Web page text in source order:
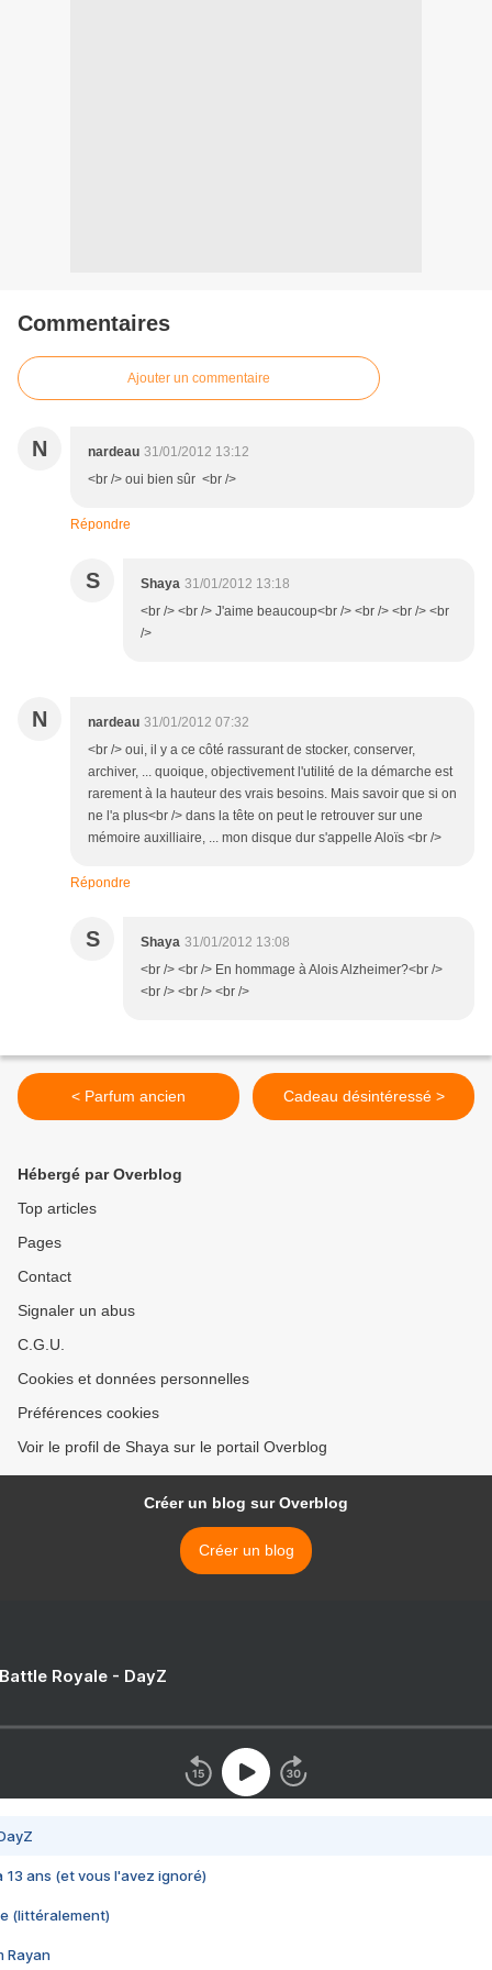
Commentaires
Ajouter un commentaire
N nardeau 31/01/2012 13:12
<br /> oui bien sûr <br />
Répondre
S Shaya 31/01/2012 13:18
<br /> <br /> J'aime beaucoup<br /> <br /> <br /> <br
/>
N nardeau 31/01/2012 07:32
<br /> oui, il y a ce côté rassurant de stocker, conserver,
archiver, ... quoique, objectivement l'utilité de la démarche est
rarement à la hauteur des vrais besoins. Mais savoir que si on
ne l'a plus<br /> dans la tête on peut le retrouver sur une
mémoire auxilliaire, ... mon disque dur s'appelle Aloïs <br />
Répondre
S Shaya 31/01/2012 13:08
<br /> <br /> En hommage à Alois Alzheimer?<br />
<br /> <br /> <br />
< Parfum ancien Cadeau désintéressé >
Hébergé par Overblog
Top articles
Pages
Contact
Signaler un abus
C.G.U.
Cookies et données personnelles
Préférences cookies
Voir le profil de Shaya sur le portail Overblog
Créer un blog sur Overblog
Créer un blog
Royale - DayZ
13 ans (et vous l'avez ignoré)
(littéralement)
Rayan